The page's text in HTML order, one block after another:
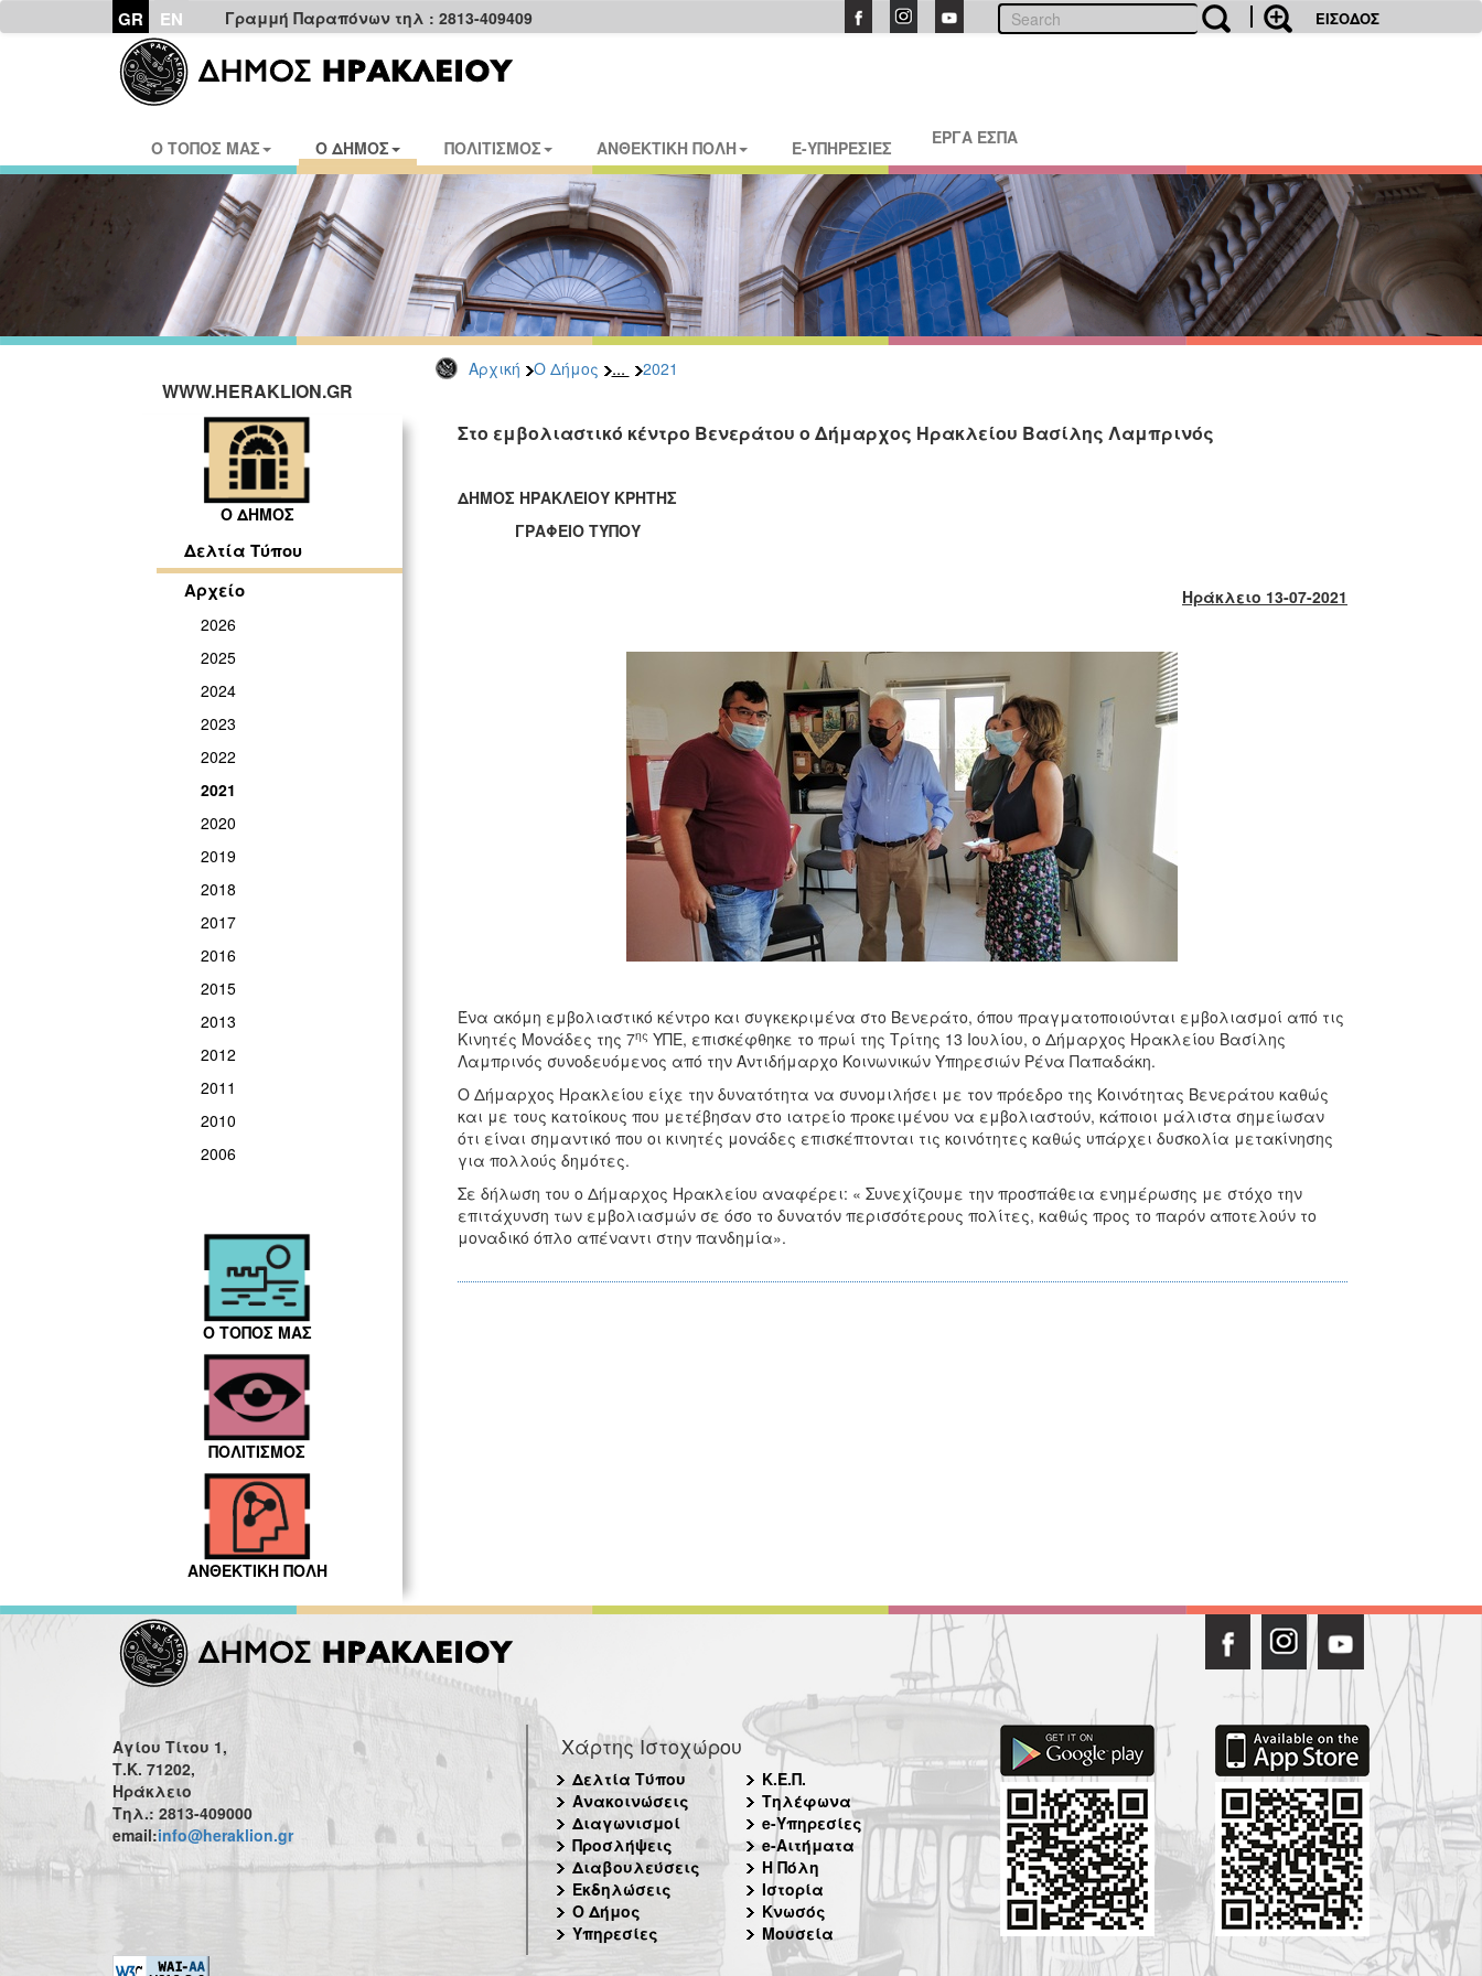
GR EN Γραμμή Παραπόνων τηλ : 2813-409409 ΕΙΣΟΔΟΣ
Ο ΤΟΠΟΣ ΜΑΣ Ο ΔΗΜΟΣ ΠΟΛΙΤΙΣΜΟΣ ΑΝΘΕΚΤΙΚΗ ΠΟΛΗ E-ΥΠΗΡΕΣΙΕΣ ΕΡΓΑ ΕΣΠΑ
Αρχική Ο Δήμος ... 2021
WWW.HERAKLION.GR
Ο ΔΗΜΟΣ
Δελτία Τύπου
Αρχείο
2026
2025
2024
2023
2022
2021
2020
2019
2018
2017
2016
2015
2013
2012
2011
2010
2006
Ο ΤΟΠΟΣ ΜΑΣ
ΠΟΛΙΤΙΣΜΟΣ
ΑΝΘΕΚΤΙΚΗ ΠΟΛΗ
Στο εμβολιαστικό κέντρο Βενεράτου ο Δήμαρχος Ηρακλείου Βασίλης Λαμπρινός
ΔΗΜΟΣ ΗΡΑΚΛΕΙΟΥ ΚΡΗΤΗΣ
ΓΡΑΦΕΙΟ ΤΥΠΟΥ
Ηράκλειο 13-07-2021
Ένα ακόμη εμβολιαστικό κέντρο και συγκεκριμένα στο Βενεράτο, όπου πραγματοποιούνται εμβολιασμοί από τις
Κινητές Μονάδες της 7ης ΥΠΕ, επισκέφθηκε το πρωί της Τρίτης 13 Ιουλίου, ο Δήμαρχος Ηρακλείου Βασίλης
Λαμπρινός συνοδευόμενος από την Αντιδήμαρχο Κοινωνικών Υπηρεσιών Ρένα Παπαδάκη.
Ο Δήμαρχος Ηρακλείου είχε την δυνατότητα να συνομιλήσει με τον πρόεδρο της Κοινότητας Βενεράτου καθώς
και με τους κατοίκους που μετέβησαν στο ιατρείο προκειμένου να εμβολιαστούν, κάποιοι μάλιστα σημείωσαν
ότι είναι σημαντικό που οι κινητές μονάδες επισκέπτονται τις κοινότητες καθώς υπάρχει δυσκολία μετακίνησης
για πολλούς δημότες.
Σε δήλωση του ο Δήμαρχος Ηρακλείου αναφέρει: « Συνεχίζουμε την προσπάθεια ενημέρωσης με στόχο την
επιτάχυνση των εμβολιασμών σε όσο το δυνατόν περισσότερους πολίτες, καθώς προς το παρόν αποτελούν το
μοναδικό όπλο απέναντι στην πανδημία».
Αγίου Τίτου 1,
Τ.Κ. 71202,
Ηράκλειο
Τηλ.: 2813-409000
email:info@heraklion.gr
Χάρτης Ιστοχώρου
Δελτία Τύπου
Ανακοινώσεις
Διαγωνισμοί
Προσλήψεις
Διαβουλεύσεις
Εκδηλώσεις
Ο Δήμος
Υπηρεσίες
Κ.Ε.Π.
Τηλέφωνα
e-Υπηρεσίες
e-Αιτήματα
Η Πόλη
Ιστορία
Κνωσός
Μουσεία